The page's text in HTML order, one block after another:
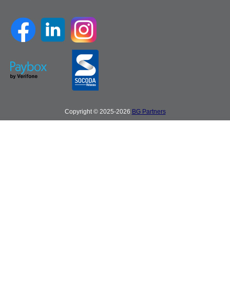
Copyright © 2025-2026 BG Partners